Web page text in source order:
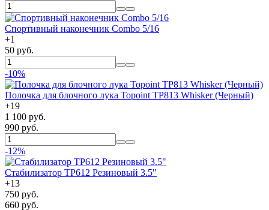
Спортивный наконечник Combo 5/16
+1
50 руб.
-10%
Полочка для блочного лука Topoint TP813 Whisker (Черный)
+19
1 100 руб.
990 руб.
-12%
Стабилизатор TP612 Резиновый 3.5"
+13
750 руб.
660 руб.